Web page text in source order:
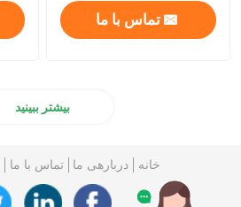
تماس با ما
بیشتر ببینید
خانه دربارهی ما تماس با ما